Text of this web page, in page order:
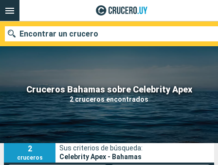
Cruceros Bahamas sobre Celebrity Apex
2 cruceros encontrados
Encontrar un crucero
Nuestros destinos
Fecha de salida
Puertos Compañías
Buscar
2
cruceros
Sus criterios de búsqueda:
Celebrity Apex - Bahamas